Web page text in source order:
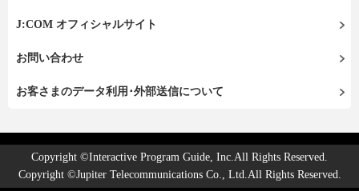
J:COM オフィシャルサイト
お問い合わせ
お客さまのデータ利用･外部送信について
Copyright ©Interactive Program Guide, Inc.All Rights Reserved.
Copyright ©Jupiter Telecommunications Co., Ltd.All Rights Reserved.